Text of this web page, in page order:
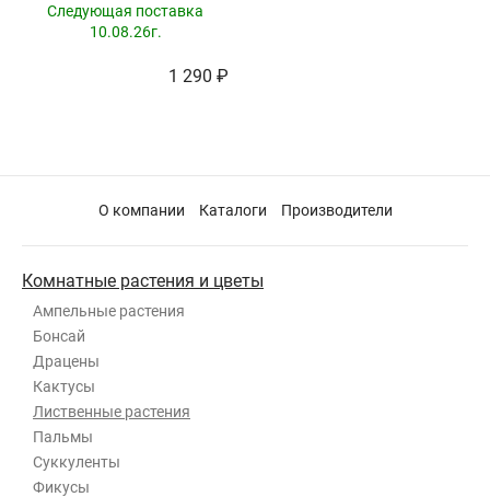
Следующая поставка
10.08.26г.
1 290 ₽
О компании Каталоги Производители
Комнатные растения и цветы
Ампельные растения
Бонсай
Драцены
Кактусы
Лиственные растения
Пальмы
Суккуленты
Фикусы